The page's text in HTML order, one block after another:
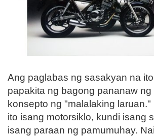
Ang paglabas ng sasakyan na
papakita ng bagong pananaw ng
konsepto ng "malalaking laruan."
ito isang motorsiklo, kundi isang
isang paraan ng pamumuhay.